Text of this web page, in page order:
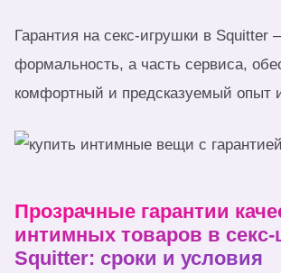
Гарантия на секс-игрушки в Squitter
формальность, а часть сервиса,
комфортный и предсказуемый опыт
Прозрачные гарантии
интимных товаров в
Squitter: сроки и условия